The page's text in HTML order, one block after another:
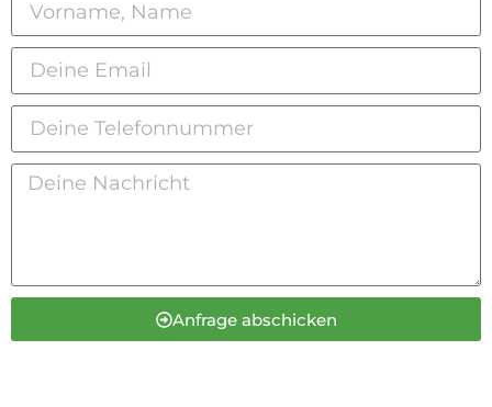
Anfrage abschicken